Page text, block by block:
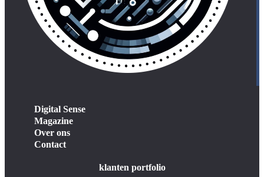
Digital Sense
Magazine
Over ons
Contact
klanten portfolio